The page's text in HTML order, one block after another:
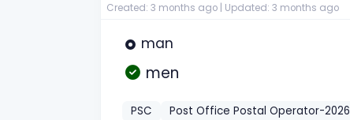
Created: 3 months ago | Updated: 3 months ago
man
men
PSC Post Office Postal Operator-2026